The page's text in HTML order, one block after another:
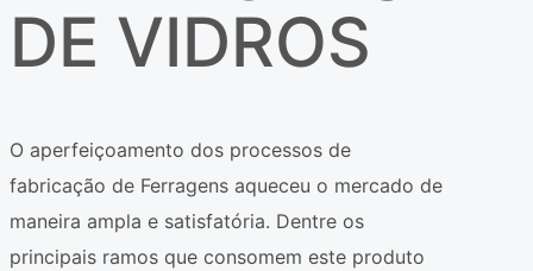
DE VIDROS
O aperfeiçoamento dos processos de
fabricação de Ferragens aqueceu o mercado de
maneira ampla e satisfatória. Dentre os
principais ramos que consomem este produto